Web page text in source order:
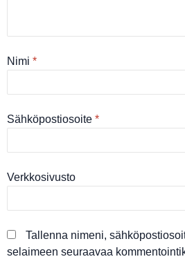
Nimi *
Sähköpostiosoite *
Verkkosivusto
Tallenna nimeni,
selaimeen seuraavaa